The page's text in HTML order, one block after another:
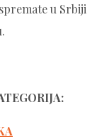
u Srbiji